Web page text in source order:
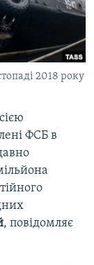
2018 року
ФСБ в
, повідомляє